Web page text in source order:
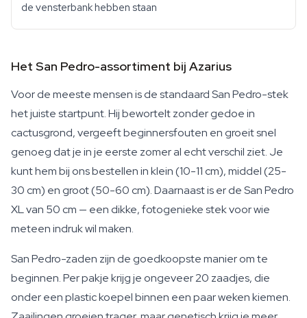
de vensterbank hebben staan
Het San Pedro-assortiment bij Azarius
Voor de meeste mensen is de standaard San Pedro-stek
het juiste startpunt. Hij bewortelt zonder gedoe in
cactusgrond, vergeeft beginnersfouten en groeit snel
genoeg dat je in je eerste zomer al echt verschil ziet. Je
kunt hem bij ons bestellen in klein (10-11 cm), middel (25-
30 cm) en groot (50-60 cm). Daarnaast is er de San Pedro
XL van 50 cm — een dikke, fotogenieke stek voor wie
meteen indruk wil maken.
San Pedro-zaden zijn de goedkoopste manier om te
beginnen. Per pakje krijg je ongeveer 20 zaadjes, die
onder een plastic koepel binnen een paar weken kiemen.